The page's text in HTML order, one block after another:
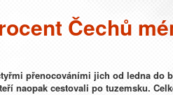
Čechů
přenocováními jich od ledna do
naopak cestovali po tuzemsku.